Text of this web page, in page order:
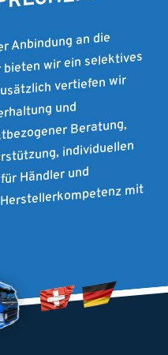
an die
wir ein selektives
vertiefen wir
undBeratung,
individuellen
Händler und mit